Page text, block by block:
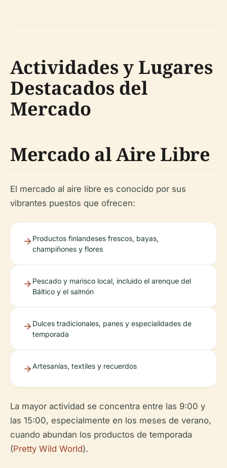
Actividades y Lugares
Destacados del
Mercado
Mercado al Aire Libre
El mercado al aire libre es conocido por sus
vibrantes puestos que ofrecen:
Productos finlandeses frescos, bayas,
champiñones y flores
Pescado y marisco local, incluido el arenque del
Báltico y el salmón
Dulces tradicionales, panes y especialidades de
temporada
Artesanías, textiles y recuerdos
La mayor actividad se concentra entre las 9:00 y
las 15:00, especialmente en los meses de verano,
cuando abundan los productos de temporada
(Pretty Wild World).